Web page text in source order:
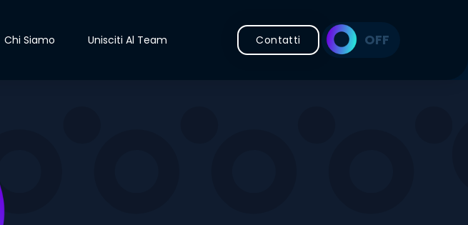
Chi Siamo Unisciti Al Team Contatti ON OFF